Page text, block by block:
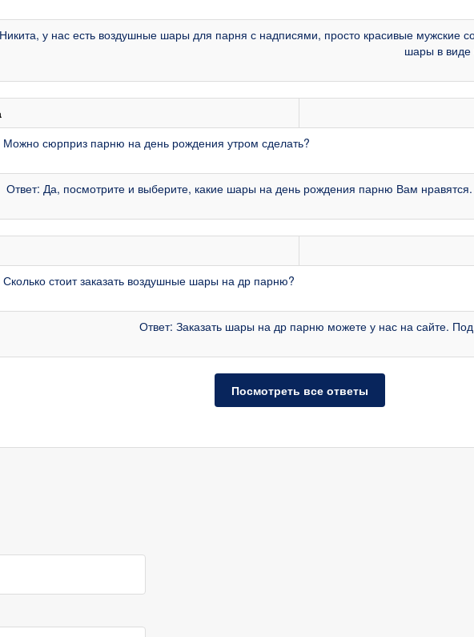
у нас есть воздушные шары для парня с надписями, просто красивые мужские
шары в виде
Можно сюрприз парню на день рождения утром сделать?
Ответ: Да, посмотрите и выберите, какие шары на день рождения парню Вам нравятся.
стоит заказать воздушные шары на др парню?
Ответ: Заказать шары на др парню можете у нас на сайте.
Посмотреть все ответы